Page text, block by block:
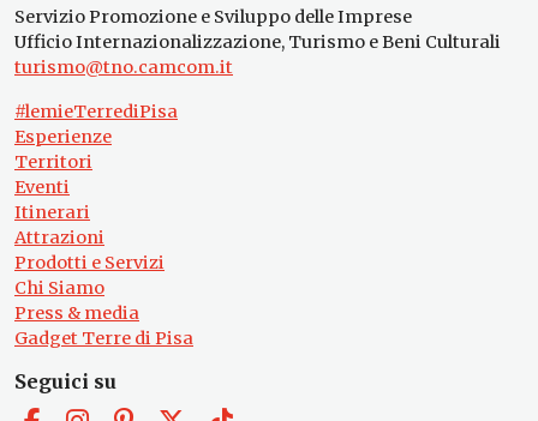
Servizio Promozione e Sviluppo delle Imprese
Ufficio Internazionalizzazione, Turismo e Beni Culturali
turismo@tno.camcom.it
#lemieTerrediPisa
Esperienze
Territori
Eventi
Itinerari
Attrazioni
Prodotti e Servizi
Chi Siamo
Press & media
Gadget Terre di Pisa
Seguici su